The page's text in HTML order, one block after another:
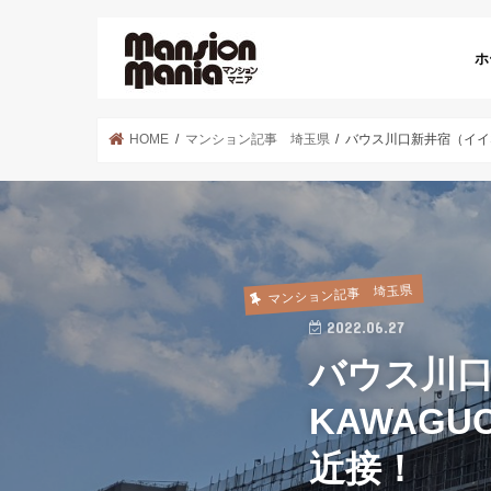
HOME マンション記事 埼玉県 バウス川口新井宿（イ
マンション記事 埼玉県
2022.06.27
バウス川
近接！